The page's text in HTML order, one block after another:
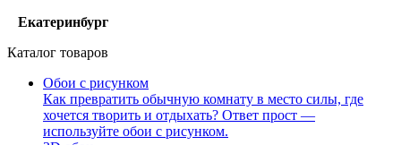
Екатеринбург
Каталог товаров
Обои с рисунком
Как превратить обычную комнату в место силы, где
хочется творить и отдыхать? Ответ прост —
используйте обои с рисунком.